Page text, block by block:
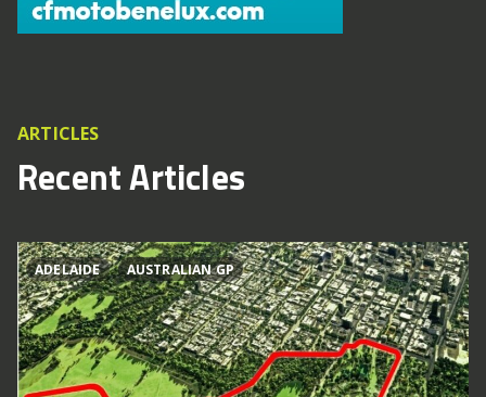
ARTICLES
Recent Articles
ADELAIDE AUSTRALIAN GP